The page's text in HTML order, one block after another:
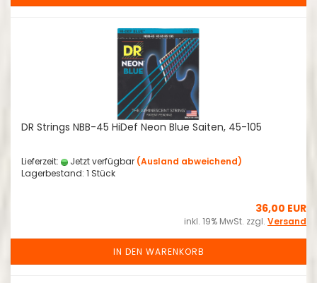
DR Strings NBB-45 HiDef Neon Blue Saiten, 45-105
Lieferzeit: Jetzt verfügbar (Ausland abweichend)
Lagerbestand: 1 Stück
36,00 EUR
inkl. 19% MwSt. zzgl. Versand
IN DEN WARENKORB